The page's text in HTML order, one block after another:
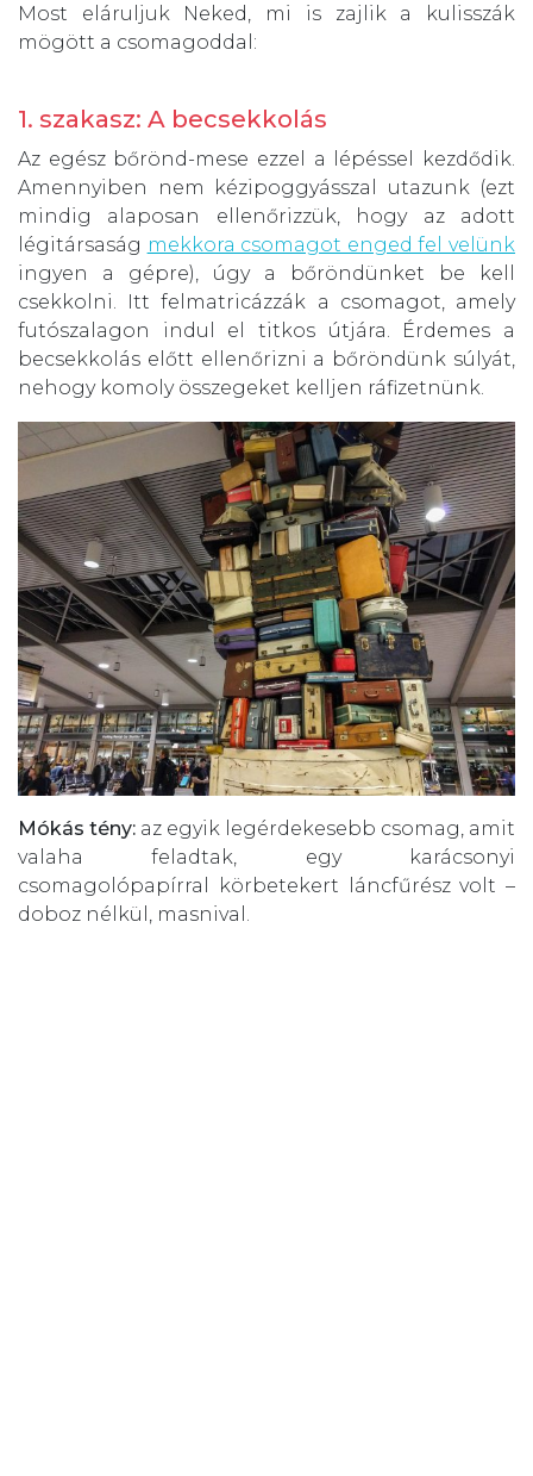
Most eláruljuk Neked, mi is zajlik a kulisszák
mögött a csomagoddal:
1. szakasz: A becsekkolás
Az egész bőrönd-mese ezzel a lépéssel kezdődik.
Amennyiben nem kézipoggyásszal utazunk (ezt
mindig alaposan ellenőrizzük, hogy az adott
légitársaság mekkora csomagot enged fel velünk
ingyen a gépre), úgy a bőröndünket be kell
csekkolni. Itt felmatricázzák a csomagot, amely
futószalagon indul el titkos útjára. Érdemes a
becsekkolás előtt ellenőrizni a bőröndünk súlyát,
nehogy komoly összegeket kelljen ráfizetnünk.
Mókás tény: az egyik legérdekesebb csomag, amit
valaha feladtak, egy karácsonyi
csomagolópapírral körbetekert láncfűrész volt –
doboz nélkül, masnival.